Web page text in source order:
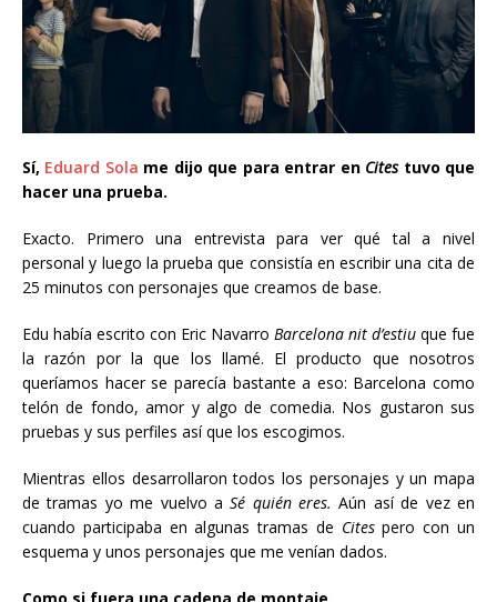
Sí, Eduard Sola me dijo que para entrar en Citestuvo que
hacer una prueba.
Exacto. Primero una entrevista para ver qué tal a nivel
personal y luego la prueba que consistía en escribir una cita de
25 minutos con personajes que creamos de base.
Edu había escrito con Eric Navarro Barcelona nit d’estiu que fue
la razón por la que los llamé. El producto que nosotros
queríamos hacer se parecía bastante a eso: Barcelona como
telón de fondo, amor y algo de comedia. Nos gustaron sus
pruebas y sus perfiles así que los escogimos.
Mientras ellos desarrollaron todos los personajes y un mapa
de tramas yo me vuelvo aSé quién eres. Aún así de vez en
cuando participaba en algunas tramas de Citespero con un
esquema y unos personajes que me venían dados.
Como si fuera una cadena de montaje.